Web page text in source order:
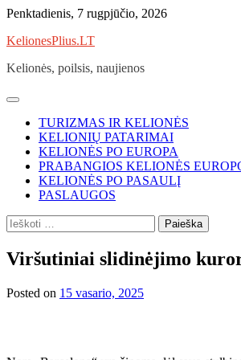
Skip
content
Penktadienis, 7 rugpjūčio, 2026
KelionesPlius.LT
Kelionės, poilsis, naujienos
TURIZMAS IR KELIONĖS
KELIONIŲ PATARIMAI
KELIONĖS PO EUROPA
PRABANGIOS KELIONĖS
KELIONĖS PO PASAULĮ
PASLAUGOS
Ieškoti:
Viršutiniai slidinėjimo
Posted on 15 vasario, 2025